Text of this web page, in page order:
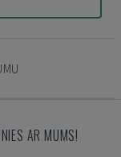
AR MUMS!